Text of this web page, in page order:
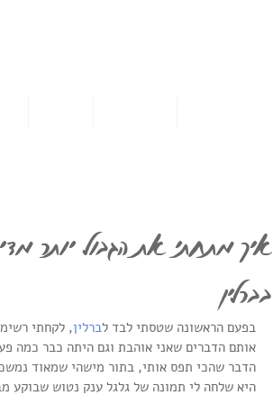
איך מתחתי את הגבול יותר
בברלין
בפעם הראשונה שטסתי לבד לברלין, לקחתי
אותם הדברים שאני אוהבת וגם היתה כבר כמה
הדבר שהכי תפס אותי, בתור מישהי שמאוד
היא שלחה לי תמונה של גלגל ענק נטוש שבוקע